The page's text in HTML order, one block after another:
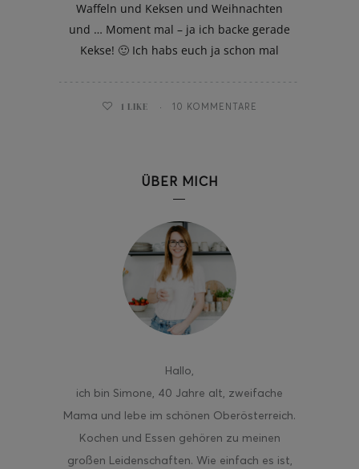
Waffeln und Keksen und Weihnachten
und … Moment mal – ja ich backe gerade
Kekse! 🙂 Ich habs euch ja schon mal
1 LIKE 10 KOMMENTARE
ÜBER MICH
Hallo,
ich bin Simone, 40 Jahre alt, zweifache
Mama und lebe im schönen Oberösterreich.
Kochen und Essen gehören zu meinen
großen Leidenschaften. Wie einfach es ist,